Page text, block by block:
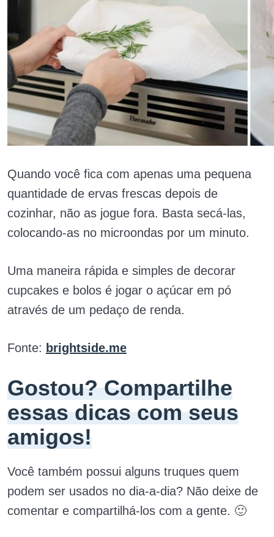
Quando você fica com apenas uma pequena
quantidade de ervas frescas depois de
cozinhar, não as jogue fora. Basta secá-las,
colocando-as no microondas por um minuto.
Uma maneira rápida e simples de decorar
cupcakes e bolos é jogar o açúcar em pó
através de um pedaço de renda.
Fonte: brightside.me
Gostou? Compartilhe
essas dicas com seus
amigos!
Você também possui alguns truques quem
podem ser usados no dia-a-dia? Não deixe de
comentar e compartilhá-los com a gente. 🙂